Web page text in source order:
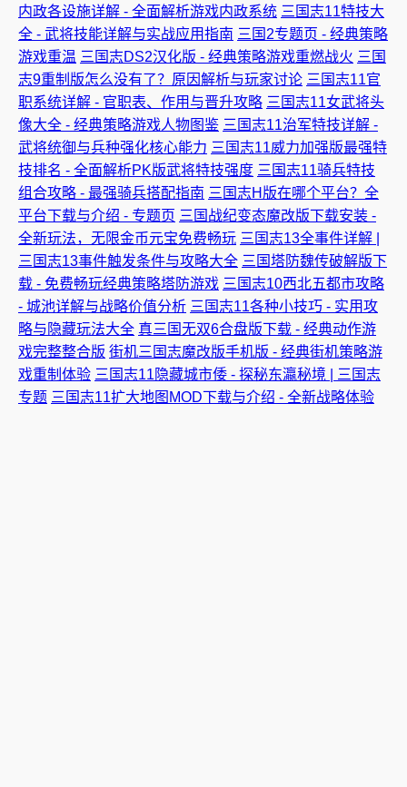
内政各设施详解 - 全面解析游戏内政系统 三国志11特技大
全 - 武将技能详解与实战应用指南 三国2专题页 - 经典策略
游戏重温 三国志DS2汉化版 - 经典策略游戏重燃战火 三国
志9重制版怎么没有了？原因解析与玩家讨论 三国志11官
职系统详解 - 官职表、作用与晋升攻略 三国志11女武将头
像大全 - 经典策略游戏人物图鉴 三国志11治军特技详解 -
武将统御与兵种强化核心能力 三国志11威力加强版最强特
技排名 - 全面解析PK版武将特技强度 三国志11骑兵特技
组合攻略 - 最强骑兵搭配指南 三国志H版在哪个平台？全
平台下载与介绍 - 专题页 三国战纪变态魔改版下载安装 -
全新玩法，无限金币元宝免费畅玩 三国志13全事件详解 |
三国志13事件触发条件与攻略大全 三国塔防魏传破解版下
载 - 免费畅玩经典策略塔防游戏 三国志10西北五都市攻略
- 城池详解与战略价值分析 三国志11各种小技巧 - 实用攻
略与隐藏玩法大全 真三国无双6合盘版下载 - 经典动作游
戏完整整合版 街机三国志魔改版手机版 - 经典街机策略游
戏重制体验 三国志11隐藏城市倭 - 探秘东瀛秘境 | 三国志
专题 三国志11扩大地图MOD下载与介绍 - 全新战略体验